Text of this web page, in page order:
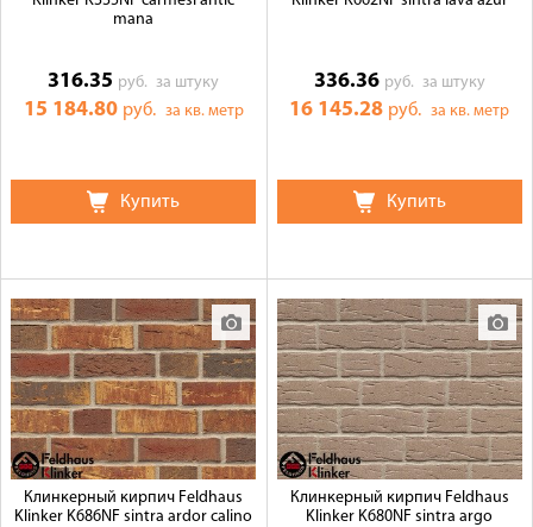
mana
316.35 руб.за штуку
15 184.80 руб. за кв. метр
Купить
336.36 руб. за штуку
16 145.28 руб.за кв. метр
Купить
Клинкерный кирпич Feldhaus
Klinker K686NF sintra ardor calino
Клинкерный кирпич Feldhaus
Klinker K680NF sintra argo